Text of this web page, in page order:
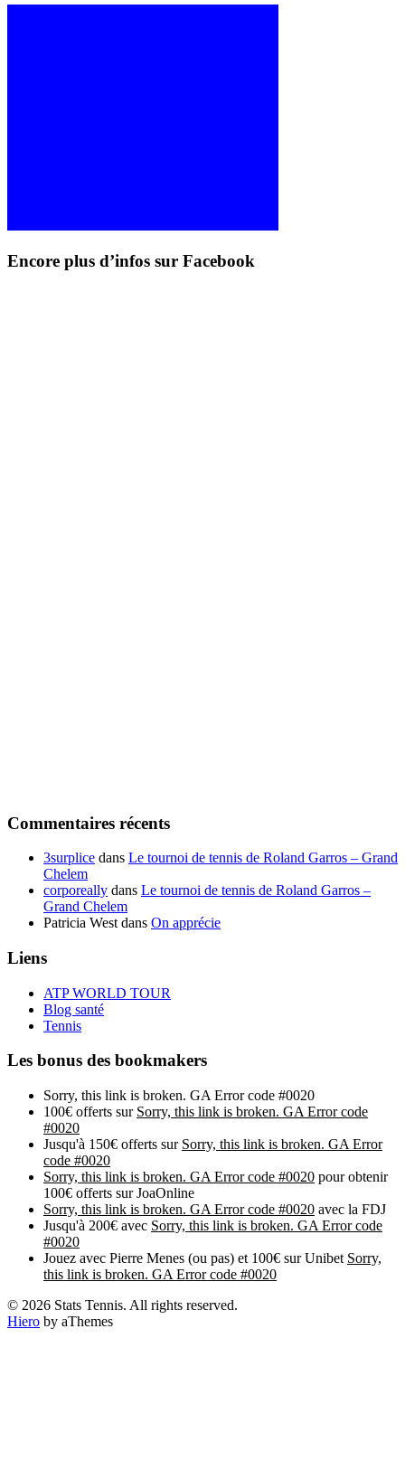
Encore plus d’infos sur Facebook
Commentaires récents
3surplice dans Le tournoi de tennis de Roland Garros – Grand
Chelem
corporeally dans Le tournoi de tennis de Roland Garros –
Grand Chelem
Patricia West dans On apprécie
Liens
ATP WORLD TOUR
Blog santé
Tennis
Les bonus des bookmakers
Sorry, this link is broken. GA Error code #0020
100€ offerts sur Sorry, this link is broken. GA Error code
#0020
Jusqu'à 150€ offerts sur Sorry, this link is broken. GA Error
code #0020
Sorry, this link is broken. GA Error code #0020 pour obtenir
100€ offerts sur JoaOnline
Sorry, this link is broken. GA Error code #0020 avec la FDJ
Jusqu'à 200€ avec Sorry, this link is broken. GA Error code
#0020
Jouez avec Pierre Menes (ou pas) et 100€ sur Unibet Sorry,
this link is broken. GA Error code #0020
© 2026 Stats Tennis. All rights reserved.
Hiero by aThemes